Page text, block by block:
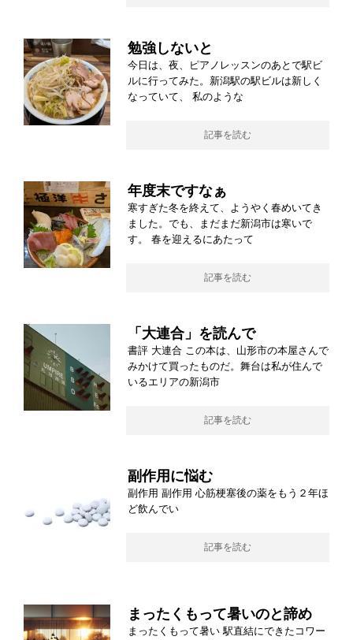
勉強しないと
今日は、夜、ピアノレッスンのあとで駅ビ
ルに行ってみた。新潟駅の駅ビルは新しく
なっていて、 私のような
記事を読む
年度末ですなぁ
寒すぎた冬を終えて、ようやく春めいてき
ました。でも、まだまだ新潟市は寒いで
す。 春を迎えるにあたって
記事を読む
「大連合」を読んで
書評 大連合 この本は、山形市の本屋さんで
みかけて買ったものだ。舞台は私が住んで
いるエリアの新潟市
記事を読む
副作用に悩む
副作用 副作用 心筋梗塞後の薬をもう２年ほ
ど飲んでい
記事を読む
まったくもって暑いのと諦め
まったくもって暑い 駅直結にできたコワー